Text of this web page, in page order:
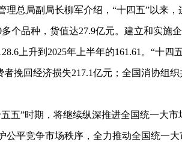
理总局副局长柳军介绍，“十四五”以来
个品种，货值达27.9亿元。建立和实施
上升到2025年上半年的161.61。“十
者挽回经济损失217.1亿元；全国消协组
五”时期，将继续纵深推进全国统一大
公平竞争市场秩序，全力推动全国统一